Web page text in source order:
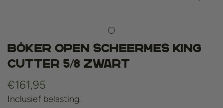
Böker open scheermes King
Cutter 5/8 zwart
Normale
prijs
€161,95
Inclusief belasting.